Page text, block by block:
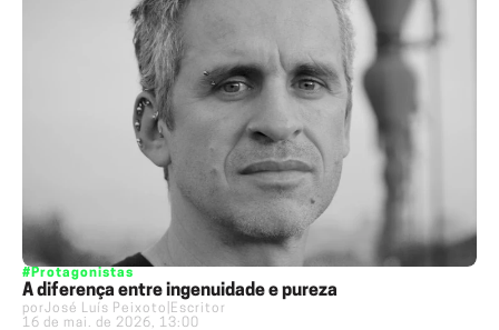
#Protagonistas
A diferença entre ingenuidade e pureza
porJosé Luís Peixoto Escritor
16 de mai. de 2026, 13:00